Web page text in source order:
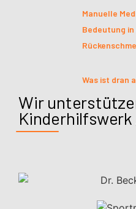
Manuelle
Bedeutung
Was ist dran
Wir
Kinderhilfswerk